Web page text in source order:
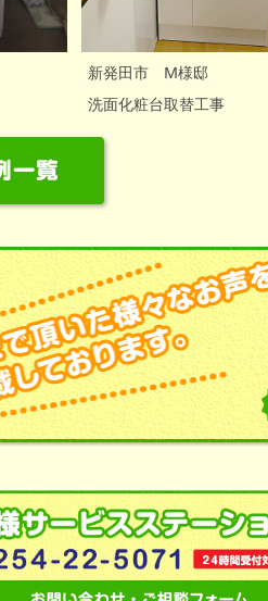
新発田市 M様邸
洗面化粧台取替工事